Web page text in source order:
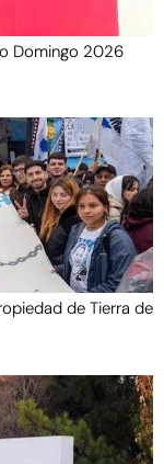
Domingo 2026
de Tierra de